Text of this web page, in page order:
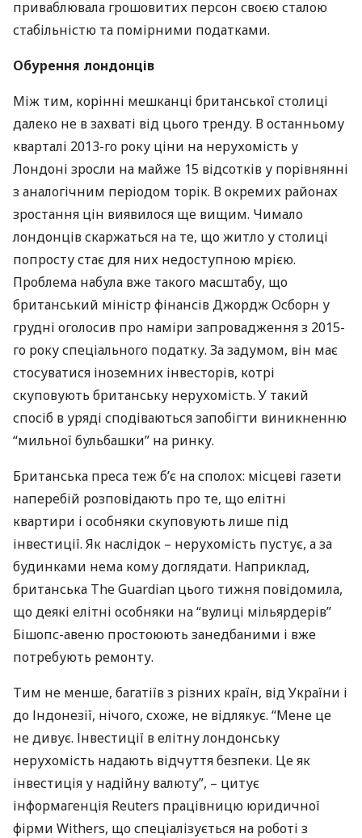
приваблювала грошовитих персон своєю сталою
стабільністю та помірними податками.
Обурення лондонців
Між тим, корінні мешканці британської столиці
далеко не в захваті від цього тренду. В останньому
кварталі 2013-го року ціни на нерухомість у
Лондоні зросли на майже 15 відсотків у порівнянні
з аналогічним періодом торік. В окремих районах
зростання цін виявилося ще вищим. Чимало
лондонців скаржаться на те, що житло у столиці
попросту стає для них недоступною мрією.
Проблема набула вже такого масштабу, що
британський міністр фінансів Джордж Осборн у
грудні оголосив про наміри запровадження з 2015-
го року спеціального податку. За задумом, він має
стосуватися іноземних інвесторів, котрі
скуповують британську нерухомість. У такий
спосіб в уряді сподіваються запобігти виникненню
“мильної бульбашки” на ринку.
Британська преса теж б’є на сполох: місцеві газети
наперебій розповідають про те, що елітні
квартири і особняки скуповують лише під
інвестиції. Як наслідок – нерухомість пустує, а за
будинками нема кому доглядати. Наприклад,
британська The Guardian цього тижня повідомила,
що деякі елітні особняки на “вулиці мільярдерів”
Бішопс-авеню простоюють занедбаними і вже
потребують ремонту.
Тим не менше, багатіїв з різних країн, від України і
до Індонезії, нічого, схоже, не відлякує. “Мене це
не дивує. Інвестиції в елітну лондонську
нерухомість надають відчуття безпеки. Це як
інвестиція у надійну валюту”, – цитує
інформагенція Reuters працівницю юридичної
фірми Withers, що спеціалізується на роботі з